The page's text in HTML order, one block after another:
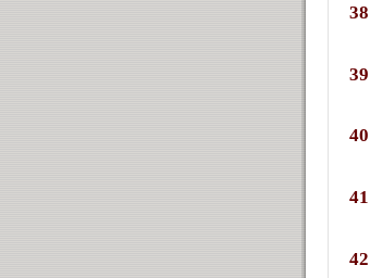
38
39
40
41
42